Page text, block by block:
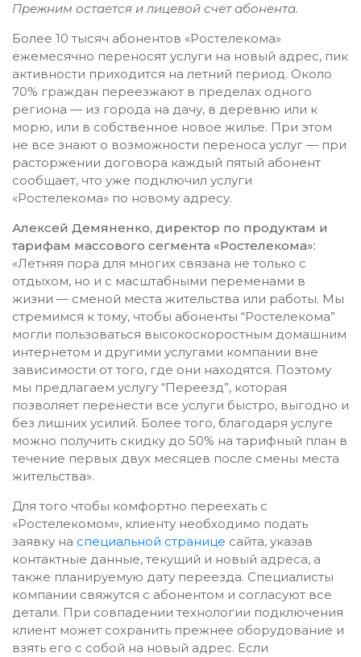
Прежним остается и лицевой счет абонента.
Более 10 тысяч абонентов «Ростелекома»
ежемесячно переносят услуги на новый адрес, пик
активности приходится на летний период. Около
70% граждан переезжают в пределах одного
региона — из города на дачу, в деревню или к
морю, или в собственное новое жилье. При этом
не все знают о возможности переноса услуг — при
расторжении договора каждый пятый абонент
сообщает, что уже подключил услуги
«Ростелекома» по новому адресу.
Алексей Демяненко, директор по продуктам и
тарифам массового сегмента «Ростелекома»:
«Летняя пора для многих связана не только с
отдыхом, но и с масштабными переменами в
жизни — сменой места жительства или работы. Мы
стремимся к тому, чтобы абоненты “Ростелекома”
могли пользоваться высокоскоростным домашним
интернетом и другими услугами компании вне
зависимости от того, где они находятся. Поэтому
мы предлагаем услугу “Переезд”, которая
позволяет перенести все услуги быстро, выгодно и
без лишних усилий. Более того, благодаря услуге
можно получить скидку до 50% на тарифный план в
течение первых двух месяцев после смены места
жительства».
Для того чтобы комфортно переехать с
«Ростелекомом», клиенту необходимо подать
заявку на специальной странице сайта, указав
контактные данные, текущий и новый адреса, а
также планируемую дату переезда. Специалисты
компании свяжутся с абонентом и согласуют все
детали. При совпадении технологии подключения
клиент может сохранить прежнее оборудование и
взять его с собой на новый адрес. Если